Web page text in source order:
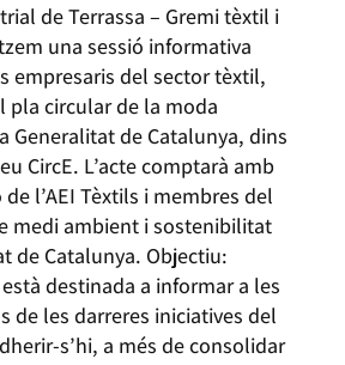
de Terrassa – Gremi tèxtil i
una sessió informativa
empresaris del sector tèxtil,
pla circular de la moda
Generalitat de Catalunya, dins
CircE. L’acte comptarà amb
l’AEI Tèxtils i membres del
medi ambient i sostenibilitat
de Catalunya. Objectiu:
destinada a informar a les
de les darreres iniciatives del
s’hi, a més de consolidar